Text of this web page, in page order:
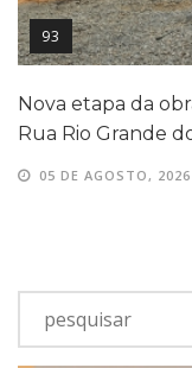
93
Nova etapa da
Rua Rio Grande
05 DE AGOSTO, 2026